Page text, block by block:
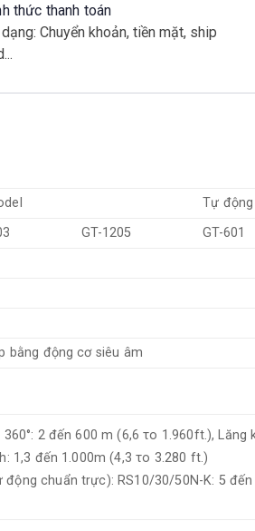
thức thanh toán
Chuyển khoản, tiền mặt, ship
Tự
GT-1205 GT-601
bằng động cơ siêu âm
2 đến 600 m (6,6 το 1.960ft.),
1,3 đến 1.000m (4,3 το 3.280 ft.)
động chuẩn trực): RS10/30/50N-K: 5